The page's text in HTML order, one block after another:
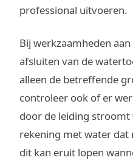
professional uitvoeren.
Bij werkzaamheden
afsluiten van de
alleen de betreffende
controleer ook of er
door de leiding
rekening met water dat
dit kan eruit lopen